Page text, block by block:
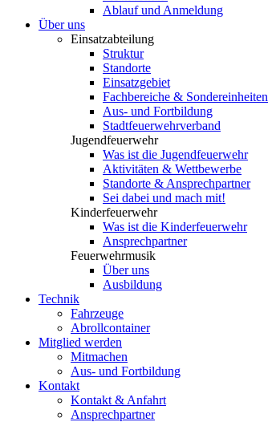
Ablauf und Anmeldung
Über uns
Einsatzabteilung
Struktur
Standorte
Einsatzgebiet
Fachbereiche & Sondereinheiten
Aus- und Fortbildung
Stadtfeuerwehrverband
Jugendfeuerwehr
Was ist die Jugendfeuerwehr
Aktivitäten & Wettbewerbe
Standorte & Ansprechpartner
Sei dabei und mach mit!
Kinderfeuerwehr
Was ist die Kinderfeuerwehr
Ansprechpartner
Feuerwehrmusik
Über uns
Ausbildung
Technik
Fahrzeuge
Abrollcontainer
Mitglied werden
Mitmachen
Aus- und Fortbildung
Kontakt
Kontakt & Anfahrt
Ansprechpartner